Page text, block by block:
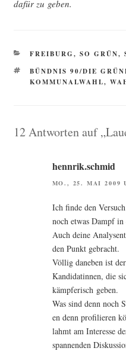
dafür zu geben.
KATEGORIEN
FREIBURG, SO GRÜN,
SCHLAGWÖRTER
BÜNDNIS 90/DIE
KOMMUNALWAHL,
12 Antworten auf
hennrik.schmid
MO., 25. MAI 2009
Ich fin­de den
noch etwas Dampf
Auch dei­ne
den Punkt gebracht.
Völ­lig dane­ben ist
Kan­di­da­tin­nen, die
kämp­fe­risch geben.
Was sind denn noch
en denn pro­fi­lie­ren
lahmt am Inter­es­se
span­nen­den